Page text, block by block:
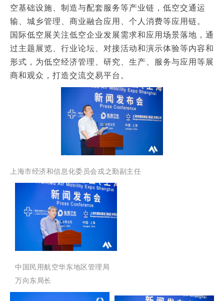
空基础设施、制造与配套服务等产业链，低空交通运
输、城乡管理、商业融合应用、个人消费等应用链。
国际低空展关注低空企业发展需求和应用场景落地，通
过主题展览、行业论坛、对接活动和演示体验等内容和
形式，为低空经济管理、研究、生产、服务与应用等展
商和观众，打造交流交易平台。
上海市经济和信息化委员会戎之勤副主任
中国民用航空华东地区管理局
万向东局长